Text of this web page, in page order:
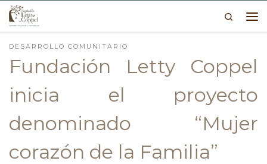
Skip to content
Search
DESARROLLO COMUNITARIO
Fundación Letty Coppel
inicia el proyecto
denominado “Mujer
corazón de la Familia”